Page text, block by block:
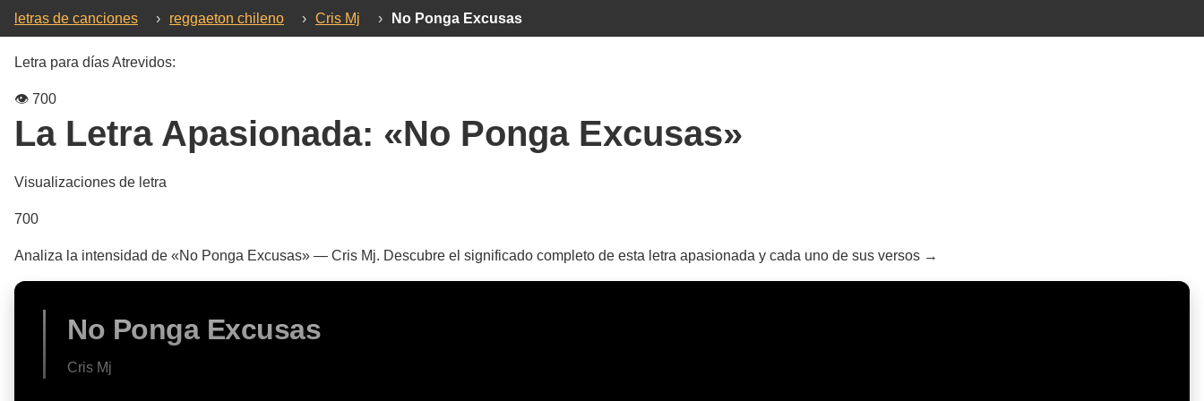
letras de canciones › reggaeton chileno › Cris Mj › No Ponga Excusas
Letra para días Atrevidos:
👁️ 700
La Letra Apasionada: «No Ponga Excusas»
Visualizaciones de letra
700
Analiza la intensidad de «No Ponga Excusas» — Cris Mj. Descubre el significado completo de esta letra apasionada y cada uno de sus versos →
No Ponga Excusas
Cris Mj